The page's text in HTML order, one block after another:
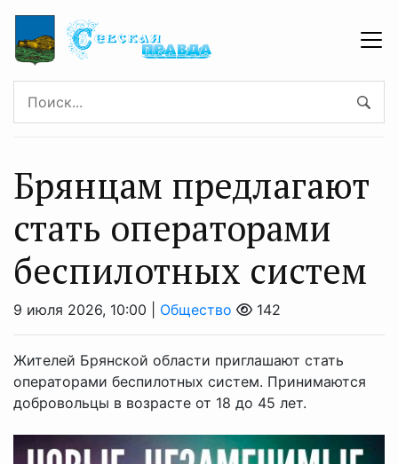
Брянцaм предлагают
стать оперaторами
бeспилотных систeм
9 июля 2026, 10:00 | Общество 142
Жителей Брянской области приглашают стать
операторами беспилотных систем. Принимаются
добровольцы в возрасте от 18 до 45 лет.